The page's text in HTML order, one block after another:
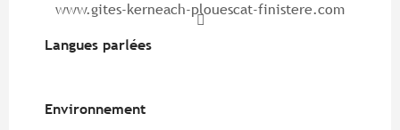
www.gites-kerneach-plouescat-finistere.com
Langues parlées
Langues parlées
Environnement
Environnement